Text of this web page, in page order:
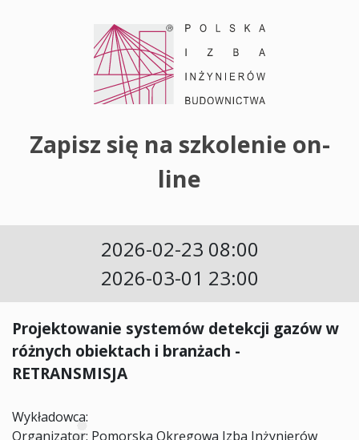
Zapisz się na szkolenie on-
line
2026-02-23 08:00
2026-03-01 23:00
Projektowanie systemów detekcji gazów w
różnych obiektach i branżach -
RETRANSMISJA
Wykładowca:
Organizator: Pomorska Okręgowa Izba Inżynierów